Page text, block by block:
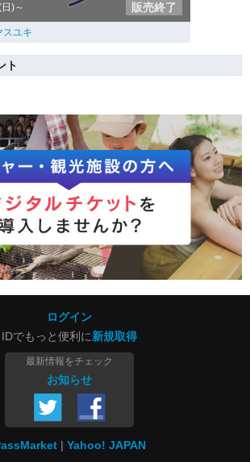
)～ 販売終了
スユキ
ト
ログイン
IDでもっと便利に新規取得
最新情報をチェック
お知らせ
Yahoo! JAPAN